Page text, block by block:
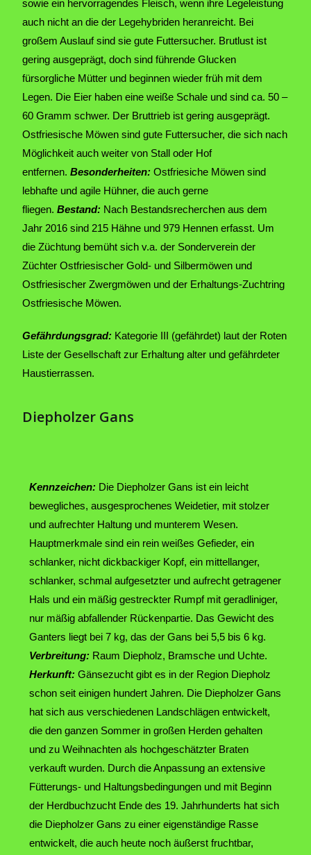
sowie ein hervorragendes Fleisch, wenn ihre Legeleistung
auch nicht an die der Legehybriden heranreicht. Bei
großem Auslauf sind sie gute Futtersucher. Brutlust ist
gering ausgeprägt, doch sind führende Glucken
fürsorgliche Mütter und beginnen wieder früh mit dem
Legen. Die Eier haben eine weiße Schale und sind ca. 50 –
60 Gramm schwer. Der Bruttrieb ist gering ausgeprägt.
Ostfriesische Möwen sind gute Futtersucher, die sich nach
Möglichkeit auch weiter von Stall oder Hof
entfernen.Besonderheiten:Ostfriesiche Möwen sind
lebhafte und agile Hühner, die auch gerne
fliegen.Bestand: Nach Bestandsrecherchen aus dem
Jahr 2016 sind 215 Hähne und 979 Hennen erfasst. Um
die Züchtung bemüht sich v.a. der Sonderverein der
Züchter Ostfriesischer Gold- und Silbermöwen und
Ostfriesischer Zwergmöwen und der Erhaltungs-Zuchtring
Ostfriesische Möwen.
Gefährdungsgrad: Kategorie III (gefährdet) laut der Roten
Liste der Gesellschaft zur Erhaltung alter und gefährdeter
Haustierrassen.
Diepholzer Gans
Kennzeichen: Die Diepholzer Gans ist ein leicht
bewegliches, ausgesprochenes Weidetier, mit stolzer
und aufrechter Haltung und munterem Wesen.
Hauptmerkmale sind ein rein weißes Gefieder, ein
schlanker, nicht dickbackiger Kopf, ein mittellanger,
schlanker, schmal aufgesetzter und aufrecht getragener
Hals und ein mäßig gestreckter Rumpf mit geradliniger,
nur mäßig abfallender Rückenpartie. Das Gewicht des
Ganters liegt bei 7 kg, das der Gans bei 5,5 bis 6 kg.
Verbreitung: Raum Diepholz, Bramsche und Uchte.
Herkunft: Gänsezucht gibt es in der Region Diepholz
schon seit einigen hundert Jahren. Die Diepholzer Gans
hat sich aus verschiedenen Landschlägen entwickelt,
die den ganzen Sommer in großen Herden gehalten
und zu Weihnachten als hochgeschätzter Braten
verkauft wurden. Durch die Anpassung an extensive
Fütterungs- und Haltungsbedingungen und mit Beginn
der Herdbuchzucht Ende des 19. Jahrhunderts hat sich
die Diepholzer Gans zu einer eigenständige Rasse
entwickelt, die auch heute noch äußerst fruchtbar,